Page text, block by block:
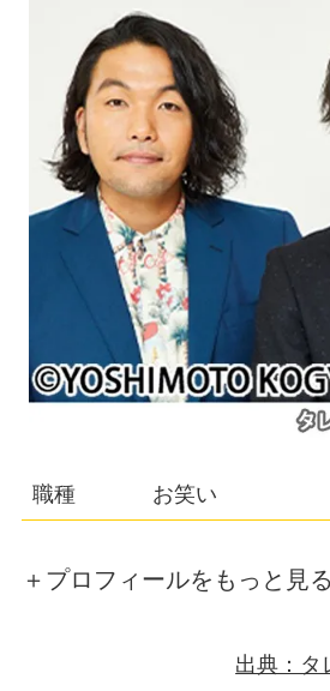
職種 お笑い
＋プロフィールをもっと見る
出典：タ